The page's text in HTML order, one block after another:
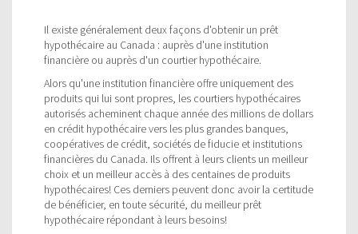
Il existe généralement deux façons d'obtenir un prêt
hypothécaire au Canada : auprès d'une institution
financière ou auprès d'un courtier hypothécaire.
Alors qu'une institution financière offre uniquement des
produits qui lui sont propres, les courtiers hypothécaires
autorisés acheminent chaque année des millions de dollars
en crédit hypothécaire vers les plus grandes banques,
coopératives de crédit, sociétés de fiducie et institutions
financières du Canada. Ils offrent à leurs clients un meilleur
choix et un meilleur accès à des centaines de produits
hypothécaires! Ces derniers peuvent donc avoir la certitude
de bénéficier, en toute sécurité, du meilleur prêt
hypothécaire répondant à leurs besoins!